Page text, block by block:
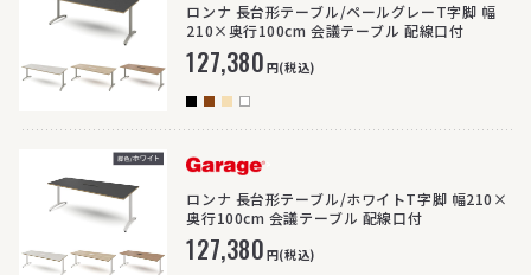
ロンナ 長台形テーブル/ペールグレーT字脚 幅
210×奥行100cm 会議テーブル 配線口付
127,380円(税込)
>
ロンナ 長台形テーブル/ホワイトT字脚 幅210×
奥行100cm 会議テーブル 配線口付
127,380円(税込)